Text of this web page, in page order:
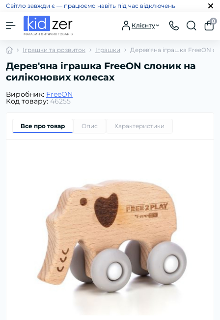
Світло завжди є — працюємо навіть під час відключень
Клієнту
0
Іграшки та розвиток Іграшки Дерев'яна іграшка FreeON
Дерев'яна іграшка FreeON слоник на
силіконових колесах
Виробник: FreeON
Код товару: 46255
Все про товар Опис Характеристики